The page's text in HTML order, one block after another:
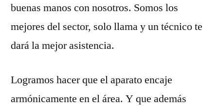
buenas manos con nosotros. Somos los
mejores del sector, solo llama y un técnico te
dará la mejor asistencia.
Logramos hacer que el aparato encaje
armónicamente en el área. Y que además